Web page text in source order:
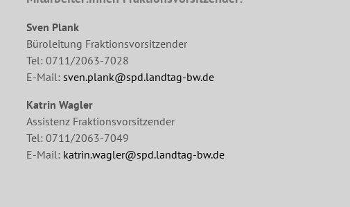
Sven Plank
Büroleitung Fraktionsvorsitzender
Tel: 0711/2063-7028
E-Mail: sven.plank@spd.landtag-bw.de
Katrin Wagler
Assistenz Fraktionsvorsitzender
Tel: 0711/2063-7049
E-Mail: katrin.wagler@spd.landtag-bw.de